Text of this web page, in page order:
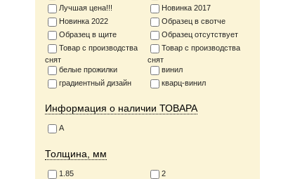
Лучшая цена!!!
Новинка 2017
Новинка 2022
Образец в свотче
Образец в щите
Образец отсутствует
Товар с производства
снят
Товар с производства
снят
белые прожилки
винил
градиентный дизайн
кварц-винил
Информация о наличии ТОВАРА
А
Толщина, мм
1.85
2